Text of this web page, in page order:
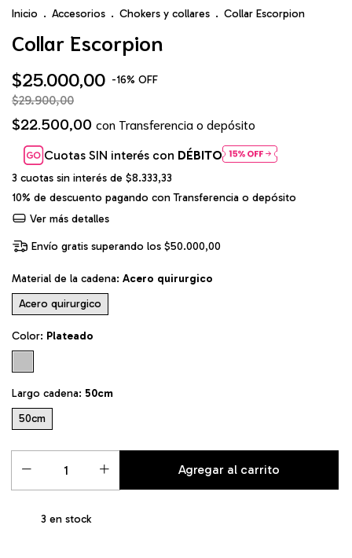
Inicio . Accesorios . Chokers y collares . Collar Escorpion
Collar Escorpion
$25.000,00 -16% OFF
$29.900,00
$22.500,00 con Transferencia o depósito
Cuotas SIN interés con DÉBITO
3 cuotas sin interés de $8.333,33
10% de descuento pagando con Transferencia o depósito
Ver más detalles
Envío gratis superando los$50.000,00
Material de la cadena: Acero quirurgico
Acero quirurgico
Color: Plateado
Largo cadena: 50cm
50cm
3 en stock